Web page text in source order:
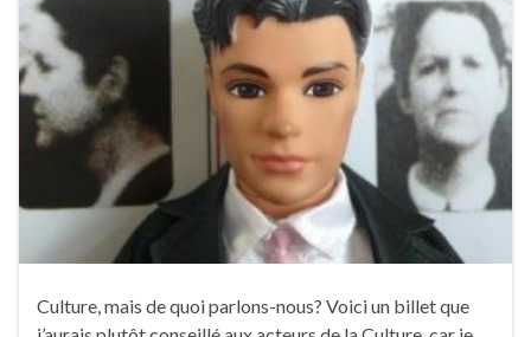
Culture, mais de quoi parlons-nous? Voici un billet que